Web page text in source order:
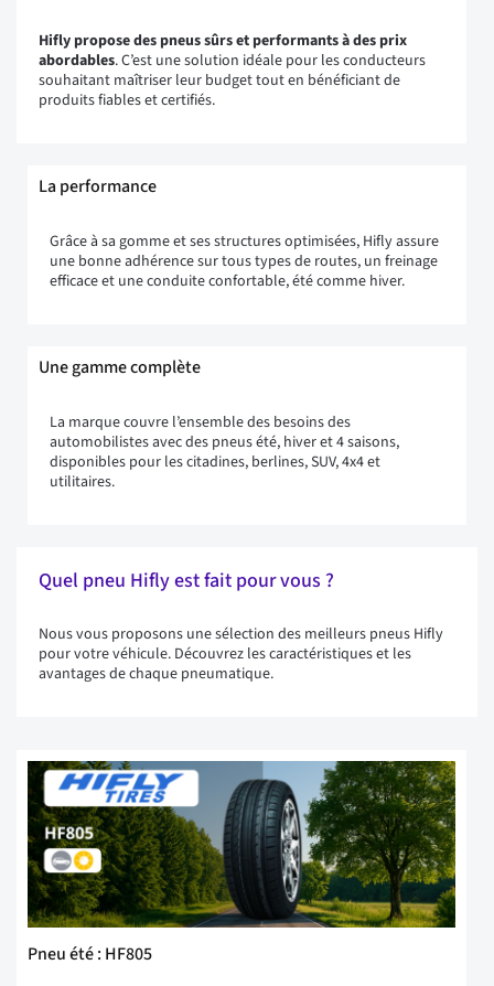
Hifly propose des pneus sûrs et performants à des prix
abordables. C’est une solution idéale pour les conducteurs
souhaitant maîtriser leur budget tout en bénéficiant de
produits fiables et certifiés.
La performance
Grâce à sa gomme et ses structures optimisées, Hifly assure
une bonne adhérence sur tous types de routes, un freinage
efficace et une conduite confortable, été comme hiver.
Une gamme complète
La marque couvre l’ensemble des besoins des
automobilistes avec des pneus été, hiver et 4 saisons,
disponibles pour les citadines, berlines, SUV, 4x4 et
utilitaires.
Quel pneu Hifly est fait pour vous ?
Nous vous proposons une sélection des meilleurs pneus Hifly
pour votre véhicule. Découvrez les caractéristiques et les
avantages de chaque pneumatique.
Pneu été : HF805